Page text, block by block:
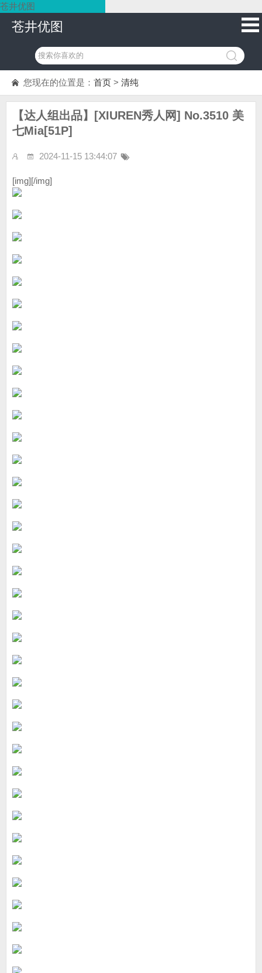
苍井优图
苍井优图
您现在的位置是： 首页 > 清纯
【达人组出品】[XIUREN秀人网] No.3510 美
七Mia[51P]
2024-11-15 13:44:07
[img][/img]